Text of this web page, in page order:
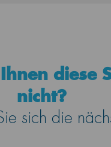
diese
nicht?
sich die